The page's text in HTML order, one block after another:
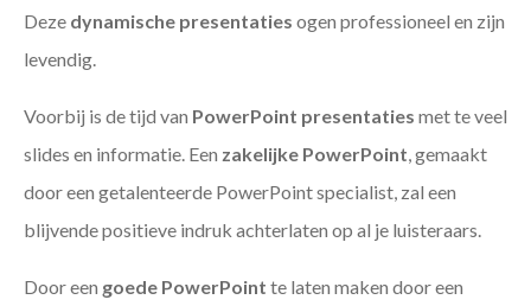
Deze dynamische presentaties ogen professioneel en zijn
levendig.
Voorbij is de tijd van PowerPoint presentaties met te veel
slides en informatie. Een zakelijke PowerPoint, gemaakt
door een getalenteerde PowerPoint specialist, zal een
blijvende positieve indruk achterlaten op al je luisteraars.
Door een goede PowerPoint te laten maken door een